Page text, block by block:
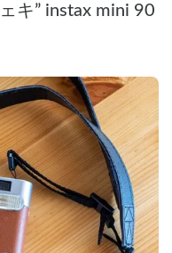
キ” instax mini 90